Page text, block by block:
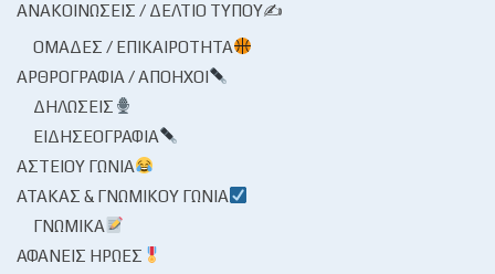
ΑΝΑΚΟΙΝΏΣΕΙΣ / ΔΕΛΤΊΟ ΤΎΠΟΥ✍
ΟΜΆΔΕΣ / ΕΠΙΚΑΙΡΌΤΗΤΑ
ΑΡΘΡΟΓΡΑΦΊΑ / ΑΠΌΗΧΟΙ
ΔΗΛΏΣΕΙΣ
ΕΙΔΗΣΕΟΓΡΑΦΊΑ
ΑΣΤΕΊΟΥ ΓΩΝΊΑ
ΑΤΆΚΑΣ & ΓΝΩΜΙΚΟΎ ΓΩΝΊΑ
ΓΝΩΜΙΚΆ
ΑΦΑΝΕΊΣ ΉΡΩΕΣ